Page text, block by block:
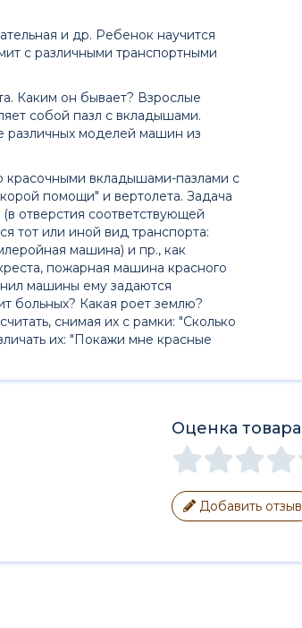
и др. Ребенок научится
с различными транспортными
Каким он бывает? Взрослые
собой пазл с вкладышами.
различных моделей машин из
вкладышами-пазлами с
помощи" и вертолета. Задача
отверстия соответствующей
тот или иной вид транспорта:
машина) и пр., как
пожарная машина красного
машины ему задаются
больных? Какая роет землю?
снимая их с рамки: "Сколько
их: "Покажи мне красные
Оценка товара
Добавить отзыв